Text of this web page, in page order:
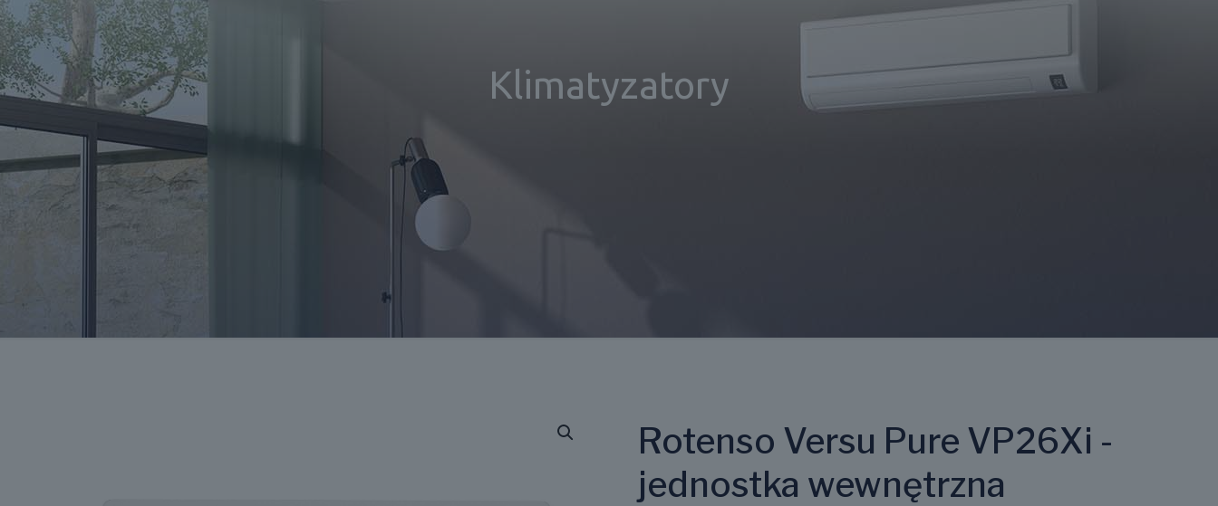
Klimatyzatory
Rotenso Versu Pure VP26Xi -
jednostka wewnętrzna